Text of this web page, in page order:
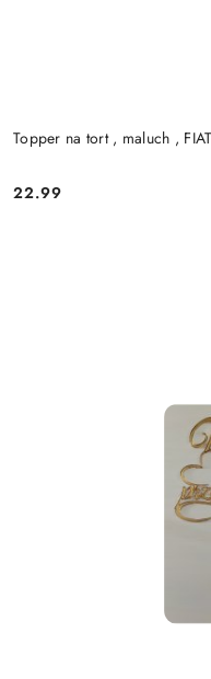
Topper na tort , maluch ,
Cena:
22.99